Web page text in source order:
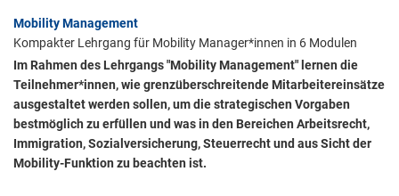
Mobility Management
Kompakter Lehrgang für Mobility Manager*innen in 6 Modulen
Im Rahmen des Lehrgangs "Mobility Management" lernen die
Teilnehmer*innen, wie grenzüberschreitende Mitarbeitereinsätze
ausgestaltet werden sollen, um die strategischen Vorgaben
bestmöglich zu erfüllen und was in den Bereichen Arbeitsrecht,
Immigration, Sozialversicherung, Steuerrecht und aus Sicht der
Mobility-Funktion zu beachten ist.